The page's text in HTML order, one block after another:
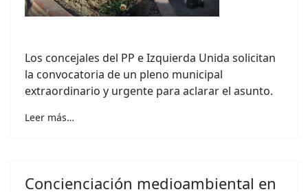
Los concejales del PP e Izquierda Unida solicitan
la convocatoria de un pleno municipal
extraordinario y urgente para aclarar el asunto.
Leer más…
Concienciación medioambiental en